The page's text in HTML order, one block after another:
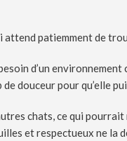
attend patiemment de
d’un environnement
douceur pour qu’elle
chats, ce qui pourrait
et respectueux ne la